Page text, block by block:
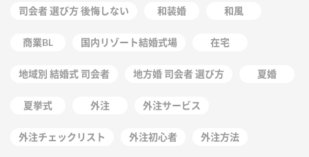
司会者 選び方 後悔しない 和装婚 和風
商業BL 国内リゾート結婚式場 在宅
地域別 結婚式 司会者 地方婚 司会者 選び方 夏婚
夏挙式 外注 外注サービス
外注チェックリスト 外注初心者 外注方法